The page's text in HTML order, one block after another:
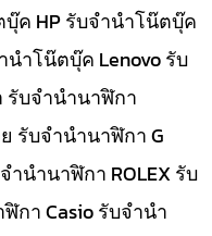
ค HP รับจำนำโน๊ตบุ๊ค
ำโน๊ตบุ๊ค Lenovo รับ
รับจำนำนาฬิกา
รับจำนำนาฬิกา G
นำนาฬิกา ROLEX รับ
กา Casio รับจำนำ